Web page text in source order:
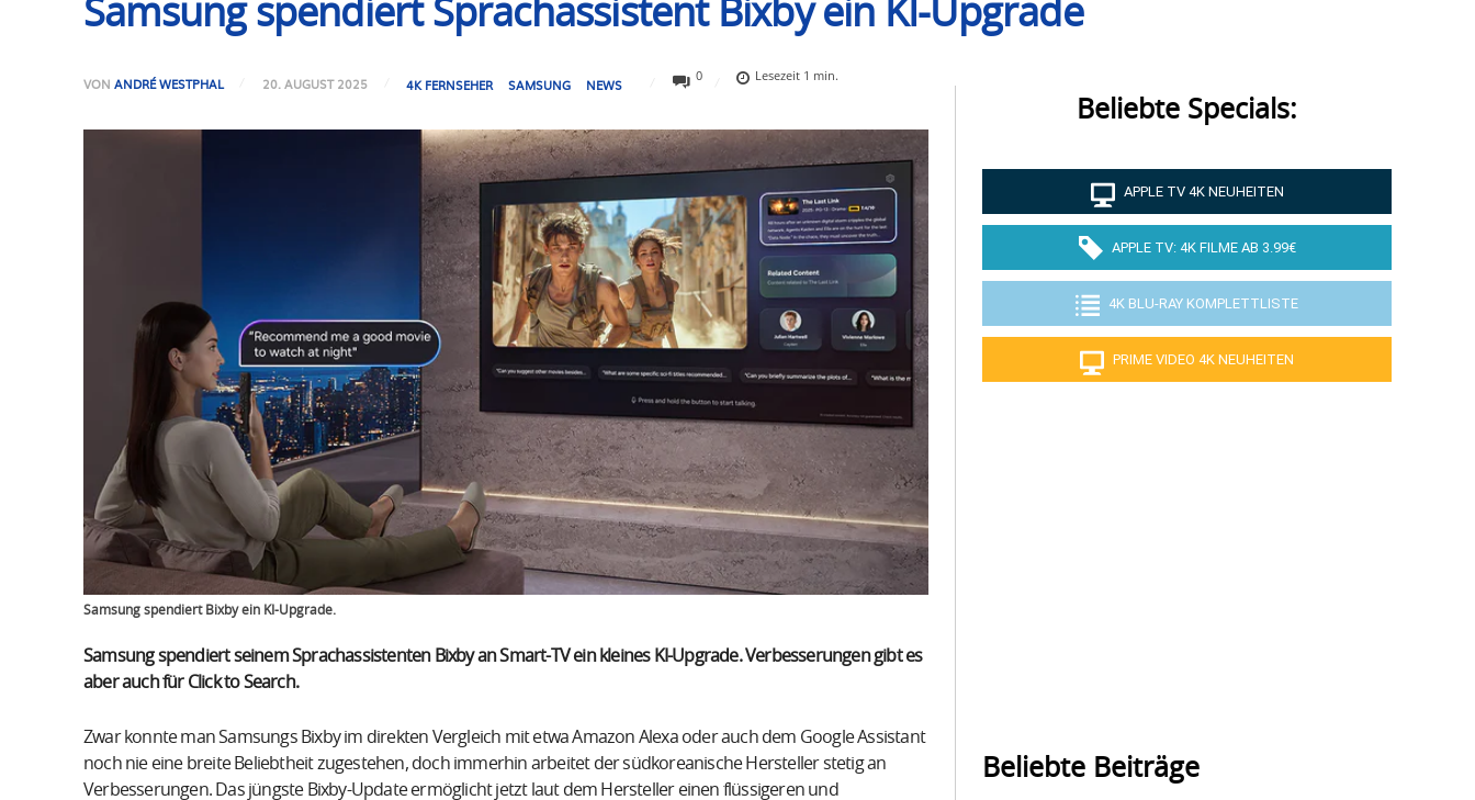
Samsung spendiert Sprachassistent Bixby ein KI-Upgrade
VON ANDRÉ WESTPHAL 20. AUGUST 2025 4K FERNSEHER SAMSUNG NEWS
0 Lesezeit 1 min.
Samsung spendiert Bixby ein KI-Upgrade.
Samsung spendiert seinem Sprachassistenten Bixby an Smart-TV ein kleines KI-Upgrade. Verbesserungen gibt es
aber auch für Click to Search.
Zwar konnte man Samsungs Bixby im direkten Vergleich mit etwa Amazon Alexa oder auch dem Google Assistant
noch nie eine breite Beliebtheit zugestehen, doch immerhin arbeitet der südkoreanische Hersteller stetig an
Verbesserungen. Das jüngste Bixby-Update ermöglicht jetzt laut dem Hersteller einen flüssigeren und
Beliebte Specials:
APPLE TV 4K NEUHEITEN
APPLE TV: 4K FILME AB 3.99€
4K BLU-RAY KOMPLETTLISTE
PRIME VIDEO 4K NEUHEITEN
Beliebte Beiträge